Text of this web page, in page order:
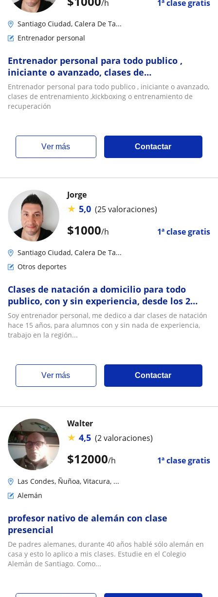
/h 1ª clase gratis
Santiago Ciudad, Calera De Ta...
Entrenador personal
Entrenador personal para todo publico ,
iniciante o avanzado, clases de
entrenamiento ,kickboxing o entrenamiento
de recuperación
Entrenador personal para todo publico , iniciante o avanzado,
clases de entrenamiento ,kickboxing o entrenamiento de
recuperación
ver más Contactar
$1000/h 1ª clase gratis
Jorge
★ 5,0 (25 valoraciones)
Santiago Ciudad, Calera De Ta...
Otros deportes
Clases de natación a domicilio para todo
publico, con y sin experiencia, desde los 2
años hasta los 60 años en santiago
Soy entrenador personal, me dedico a dar clases de natación
hace 15 años, para alumnos con y sin nada de experiencia,
trabajo en la región...
ver más Contactar
$12000/h 1ª clase gratis
Walter
★ 4,5 (2 valoraciones)
Las Condes, Ñuñoa, Vitacura, ...
Alemán
profesor nativo de alemán con clase
presencial
De padres alemanes, durante 40 años hablé sólo alemán en
casa y esto lo aplico a mis clases. Estudie en el Colegio
Alemán de Santiago. Como...